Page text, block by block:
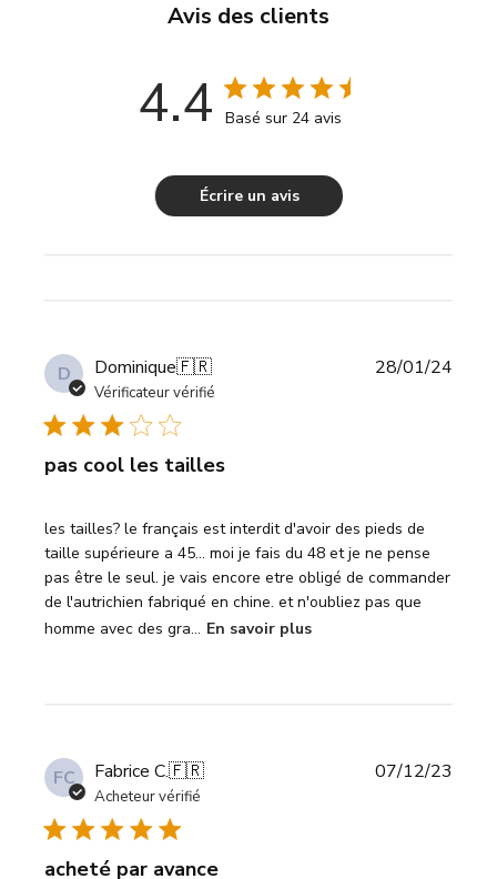
Avis des clients
4.4 Basé sur 24 avis
Écrire un avis
D Dominique🇫🇷
Vérificateur vérifié
pas cool les tailles
les tailles? le français est interdit d'avoir des pieds de
taille supérieure a 45... moi je fais du 48 et je ne pense
pas être le seul. je vais encore etre obligé de commander
de l'autrichien fabriqué en chine. et n'oubliez pas que
homme avec des gra... En savoir plus
Date
28/01/24
FC Fabrice C.🇫🇷
Acheteur vérifié
acheté par avance
07/12/23